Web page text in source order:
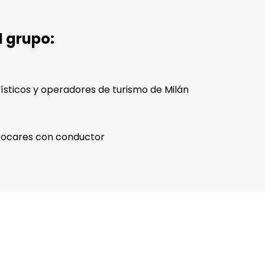
grupo:
y operadores de turismo de Milán
con conductor